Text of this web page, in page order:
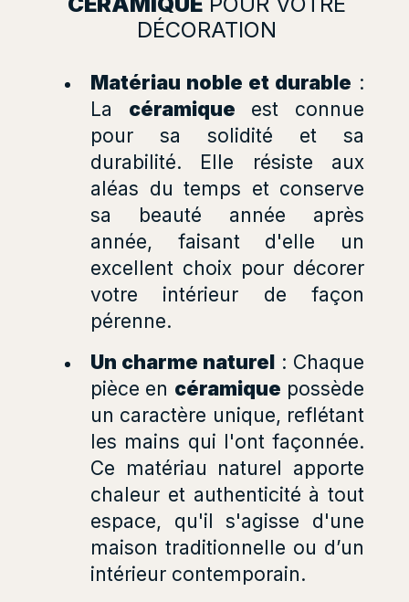
DÉCORATION
Matériau noble et durable :
La céramique est connue
pour sa solidité et sa
durabilité. Elle résiste aux
aléas du temps et conserve
sa beauté année après
année, faisant d'elle un
excellent choix pour décorer
votre intérieur de façon
pérenne.
Un charme naturel : Chaque
pièce en céramique possède
un caractère unique, reflétant
les mains qui l'ont façonnée.
Ce matériau naturel apporte
chaleur et authenticité à tout
espace, qu'il s'agisse d'une
maison traditionnelle ou d’un
intérieur contemporain.